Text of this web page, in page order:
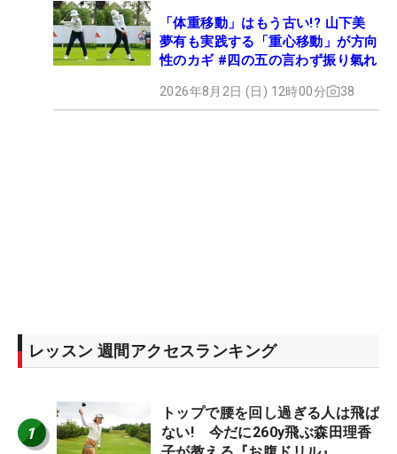
「体重移動」はもう古い!? 山下美
夢有も実践する「重心移動」が方向
性のカギ #四の五の言わず振り氣れ
2026年8月2日 (日) 12時00分 38
レッスン 週間アクセスランキング
1
トップで腰を回し過ぎる人は飛ば
ない! 今だに260y飛ぶ森田理香